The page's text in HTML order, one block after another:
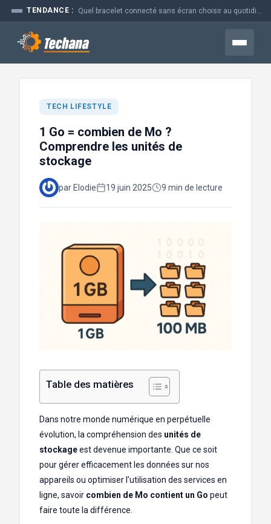
Aller
contenu
TENDANCE :
Menu
TECH LIFESTYLE
1 Go = combien de Mo ?
Comprendre les unités de
stockage
par Elodie 19 juin 2025 9 min de lecture
Table des matières
Dans notre monde numérique en perpétuelle
évolution, la compréhension des unités de
stockageest devenue importante. Que ce soit
pour gérer efficacement les données sur nos
appareils ou optimiser l’utilisation des services en
ligne, savoir combien de Mo contient un Go peut
faire toute la différence.